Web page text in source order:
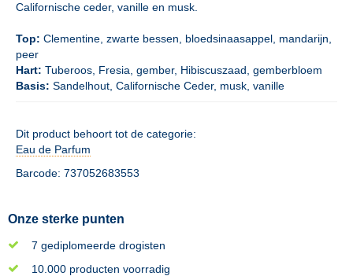
Californische ceder, vanille en musk.
Top: Clementine, zwarte bessen, bloedsinaasappel, mandarijn,
peer
Hart: Tuberoos, Fresia, gember, Hibiscuszaad, gemberbloem
Basis: Sandelhout, Californische Ceder, musk, vanille
Dit product behoort tot de categorie:
Eau de Parfum
Barcode: 737052683553
Onze sterke punten
7 gediplomeerde drogisten
10.000 producten voorradig